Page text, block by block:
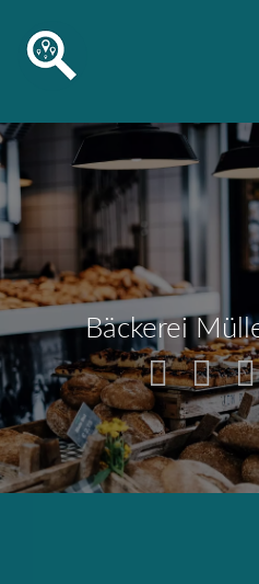
Bäckerei